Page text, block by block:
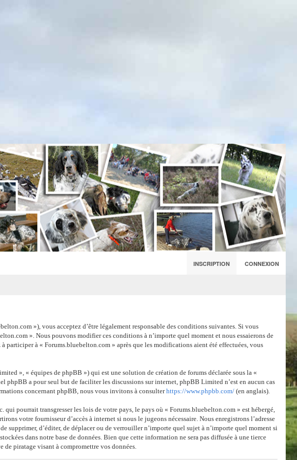
INSCRIPTION CONNEXION
»), vous acceptez d’être légalement responsable des conditions suivantes. Si vous
». Nous pouvons modifier ces conditions à n’importe quel moment et nous essaierons de
à « Forums.bluebelton.com » après que les modifications aient été effectuées, vous
», « équipes de phpBB ») qui est une solution de création de forums déclarée sous la «
phpBB a pour seul but de faciliter les discussions sur internet, phpBB Limited n’est en aucun cas
concernant phpBB, nous vous invitons à consulterhttps://www.phpbb.com/ (en anglais).
pourrait transgresser les lois de votre pays, le pays où « Forums.bluebelton.com » est hébergé,
votre fournisseur d’accès à internet si nous le jugeons nécessaire. Nous enregistrons l’adresse
supprimer, d’éditer, de déplacer ou de verrouiller n’importe quel sujet à n’importe quel moment si
dans notre base de données. Bien que cette information ne sera pas diffusée à une tierce
de piratage visant à compromettre vos données.